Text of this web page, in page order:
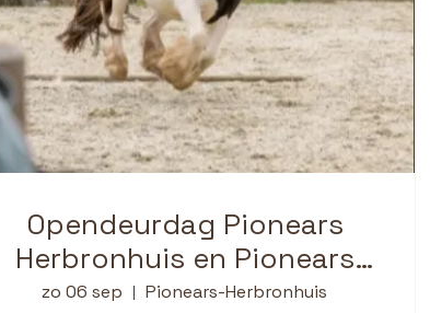
Opendeurdag Pionears
Herbronhuis en Pionears
Paardenwereld vzw
zo 06 sep
Pionears-Herbronhuis